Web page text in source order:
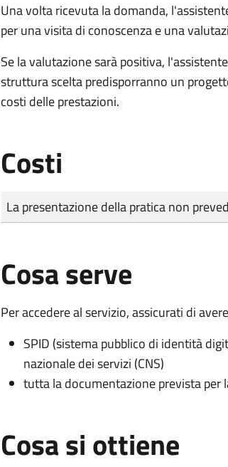
Una volta ricevuta la domanda,
per una visita di conoscenza e una
Se la valutazione sarà positiva,
struttura scelta predisporranno un
costi delle prestazioni.
Costi
Tipo di pagamento
Importo
La presentazione della pratica non
Cosa serve
Per accedere al servizio, assicurati di
SPID (sistema pubblico di identità
nazionale dei servizi (CNS)
tutta la documentazione prevista per
Cosa si ottiene